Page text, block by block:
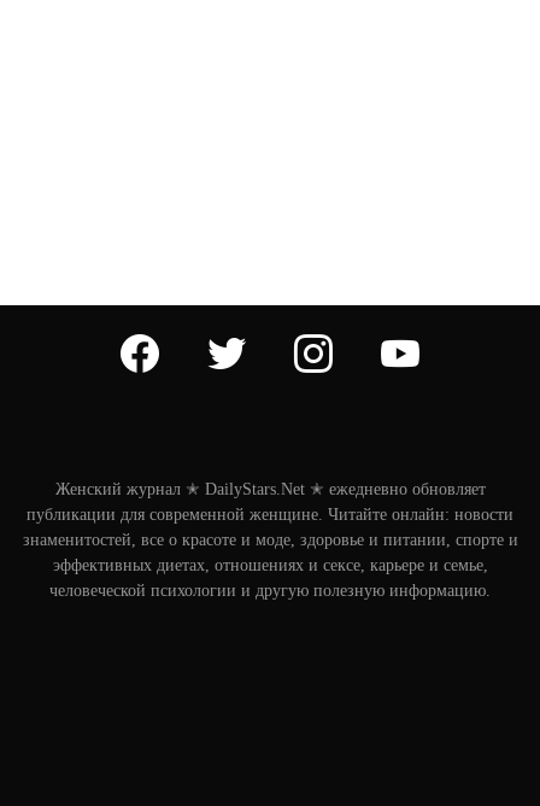
facebook twitter instagram youtube
Женский журнал ✭ DailyStars.Net ✭ ежедневно обновляет
публикации для современной женщине. Читайте онлайн: новости
знаменитостей, все о красоте и моде, здоровье и питании, спорте и
эффективных диетах, отношениях и сексе, карьере и семье,
человеческой психологии и другую полезную информацию.